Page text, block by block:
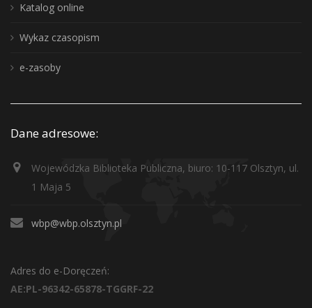
Katalog online
Wykaz czasopism
e-zasoby
Dane adresowe:
Wojewódzka Biblioteka Publiczna, biuro: 10-117 Olsztyn, ul.
1 Maja 5
wbp@wbp.olsztyn.pl
Adres do e-Doręczeń:
AE:PL-96342-65878-TGGRF-22